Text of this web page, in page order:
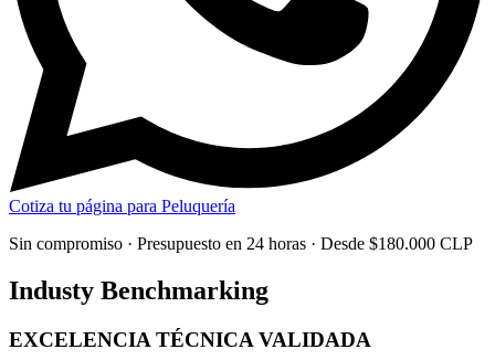
Cotiza tu página para Peluquería
Sin compromiso · Presupuesto en 24 horas · Desde $180.000 CLP
Industy Benchmarking
EXCELENCIA TÉCNICA VALIDADA